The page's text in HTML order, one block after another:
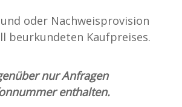
oder Nachweisprovision
beurkundeten Kaufpreises.
nur Anfragen
enthalten.